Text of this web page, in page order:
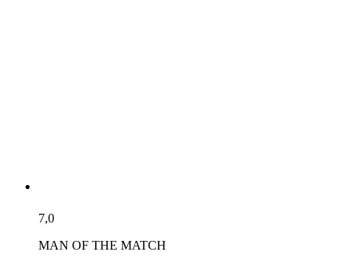
7,0
MAN OF THE MATCH